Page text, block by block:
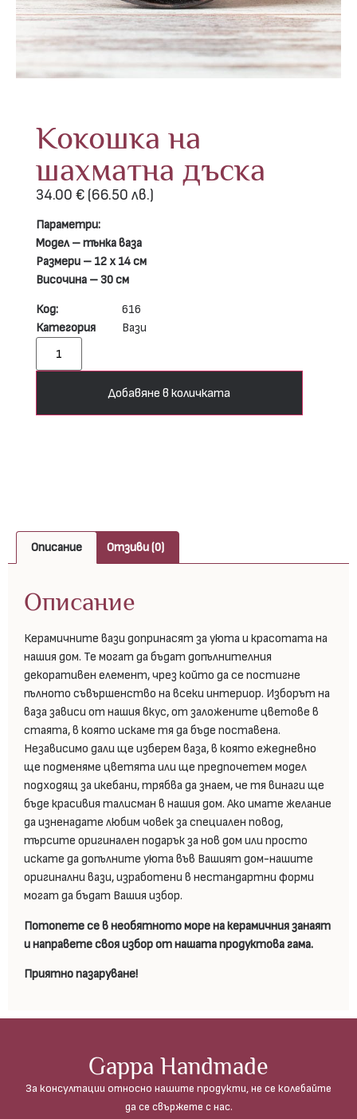
Кокошка на
шахматна дъска
34.00 € (66.50 лв.)
Параметри:
Модел – тънка ваза
Размери – 12 х 14 см
Височина – 30 см
Код:
616
Категория
Вази
Добавяне в количката
Описание Отзиви (0)
Описание
Керамичните вази допринасят за уюта и красотата на
нашия дом. Те могат да бъдат допълнителния
декоративен елемент, чрез който да се постигне
пълното съвършенство на всеки интериор. Изборът на
ваза зависи от нашия вкус, от заложените цветове в
стаята, в която искаме тя да бъде поставена.
Независимо дали ще изберем ваза, в която ежедневно
ще подменяме цветята или ще предпочетем модел
подходящ за икебани, трябва да знаем, че тя винаги ще
бъде красивия талисман в нашия дом. Ако имате желание
да изненадате любим човек за специален повод,
търсите оригинален подарък за нов дом или просто
искате да допълните уюта във Вашият дом-нашите
оригинални вази, изработени в нестандартни форми
могат да бъдат Вашия избор.
Потопете се в необятното море на керамичния занаят
и направете своя избор от нашата продуктова гама.
Приятно пазаруване!
Gappa Handmade
За консултации относно нашите продукти, не се колебайте
да се свържете с нас.